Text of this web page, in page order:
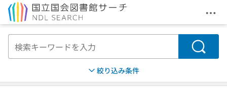
メ
検索
絞り込み条件